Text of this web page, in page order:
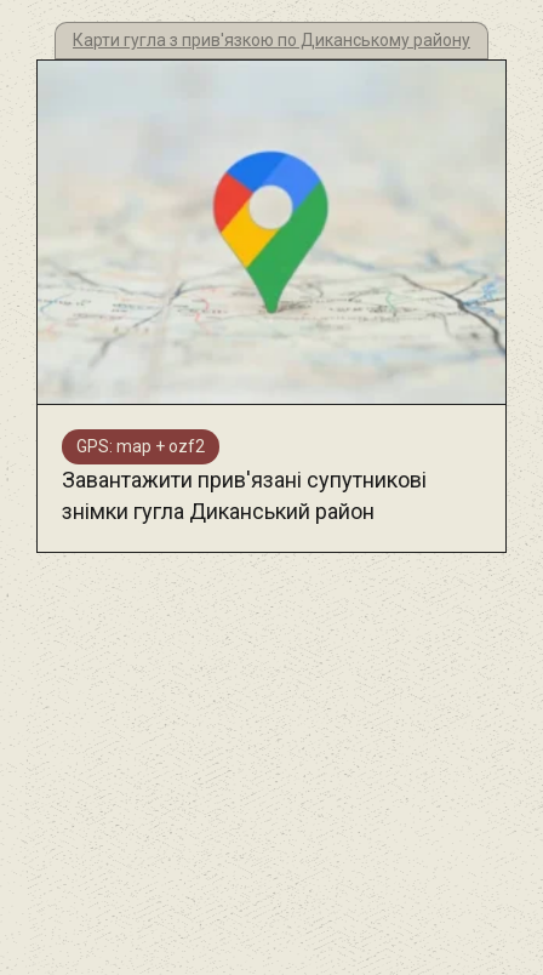
Карти гугла з прив'язкою по Диканському району
GPS: map + ozf2
Завантажити прив'язані супутникові
знімки гугла Диканський район